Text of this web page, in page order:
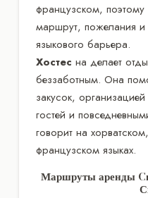
французском,
маршрут, пожелания и
языкового барьера.
Хостес на делает
беззаботным. Она
закусок,
гостей и
говорит на
французском языках.
Маршруты аренды